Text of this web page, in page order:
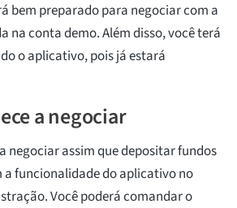
bem preparado para negociar com a
na conta demo. Além disso, você terá
o aplicativo, pois já estará
a negociar
negociar assim que depositar fundos
a funcionalidade do aplicativo no
Você poderá comandar o